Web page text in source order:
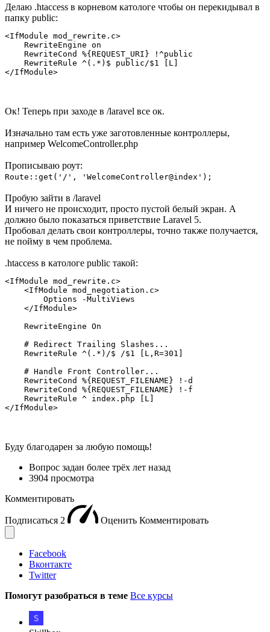
Делаю .htaccess в корневом катологе чтобы он перекидывал в
папку public:
<IfModule mod_rewrite.c>
    RewriteEngine on
    RewriteCond %{REQUEST_URI} !^public
    RewriteRule ^(.*)$ public/$1 [L]
</IfModule>
Ок! Теперь при заходе в /laravel все ок.
Изначально там есть уже заготовленные контроллеры,
например WelcomeController.php
Прописываю роут:
Route::get('/', 'WelcomeController@index');
Пробую зайти в /laravel
И ничего не происходит, просто пустой белый экран. А
должно было показаться приветствие Laravel 5.
Пробовал делать свои контроллеры, точно также получается,
не пойму в чем проблема.
.htaccess в катологе public такой:
<IfModule mod_rewrite.c>
    <IfModule mod_negotiation.c>
        Options -MultiViews
    </IfModule>
    RewriteEngine On
    # Redirect Trailing Slashes...
    RewriteRule ^(.*)/$ /$1 [L,R=301]
    # Handle Front Controller...
    RewriteCond %{REQUEST_FILENAME} !-d
    RewriteCond %{REQUEST_FILENAME} !-f
    RewriteRule ^ index.php [L]
</IfModule>
Буду благодарен за любую помощь!
Вопрос задан более трёх лет назад
3904 просмотра
Комментировать
Подписаться 2 Оценить Комментировать
Facebook
Вконтакте
Twitter
Помогут разобраться в теме Все курсы